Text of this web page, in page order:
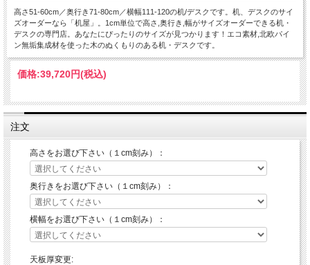
高さ51-60cm／奥行き71-80cm／横幅111-120の机/デスクです。机、デスクのサイ
ズオーダーなら「机屋」。1cm単位で高さ,奥行き,幅がサイズオーダーできる机・
デスクの専門店。あなたにぴったりのサイズが見つかります！エコ素材,北欧パイ
ン無垢集成材を使った木のぬくもりのある机・デスクです。
価格:39,720円(税込)
注文
高さをお選び下さい（１cm刻み）：
奥行きをお選び下さい（１cm刻み）：
横幅をお選び下さい（１cm刻み）：
天板厚変更: